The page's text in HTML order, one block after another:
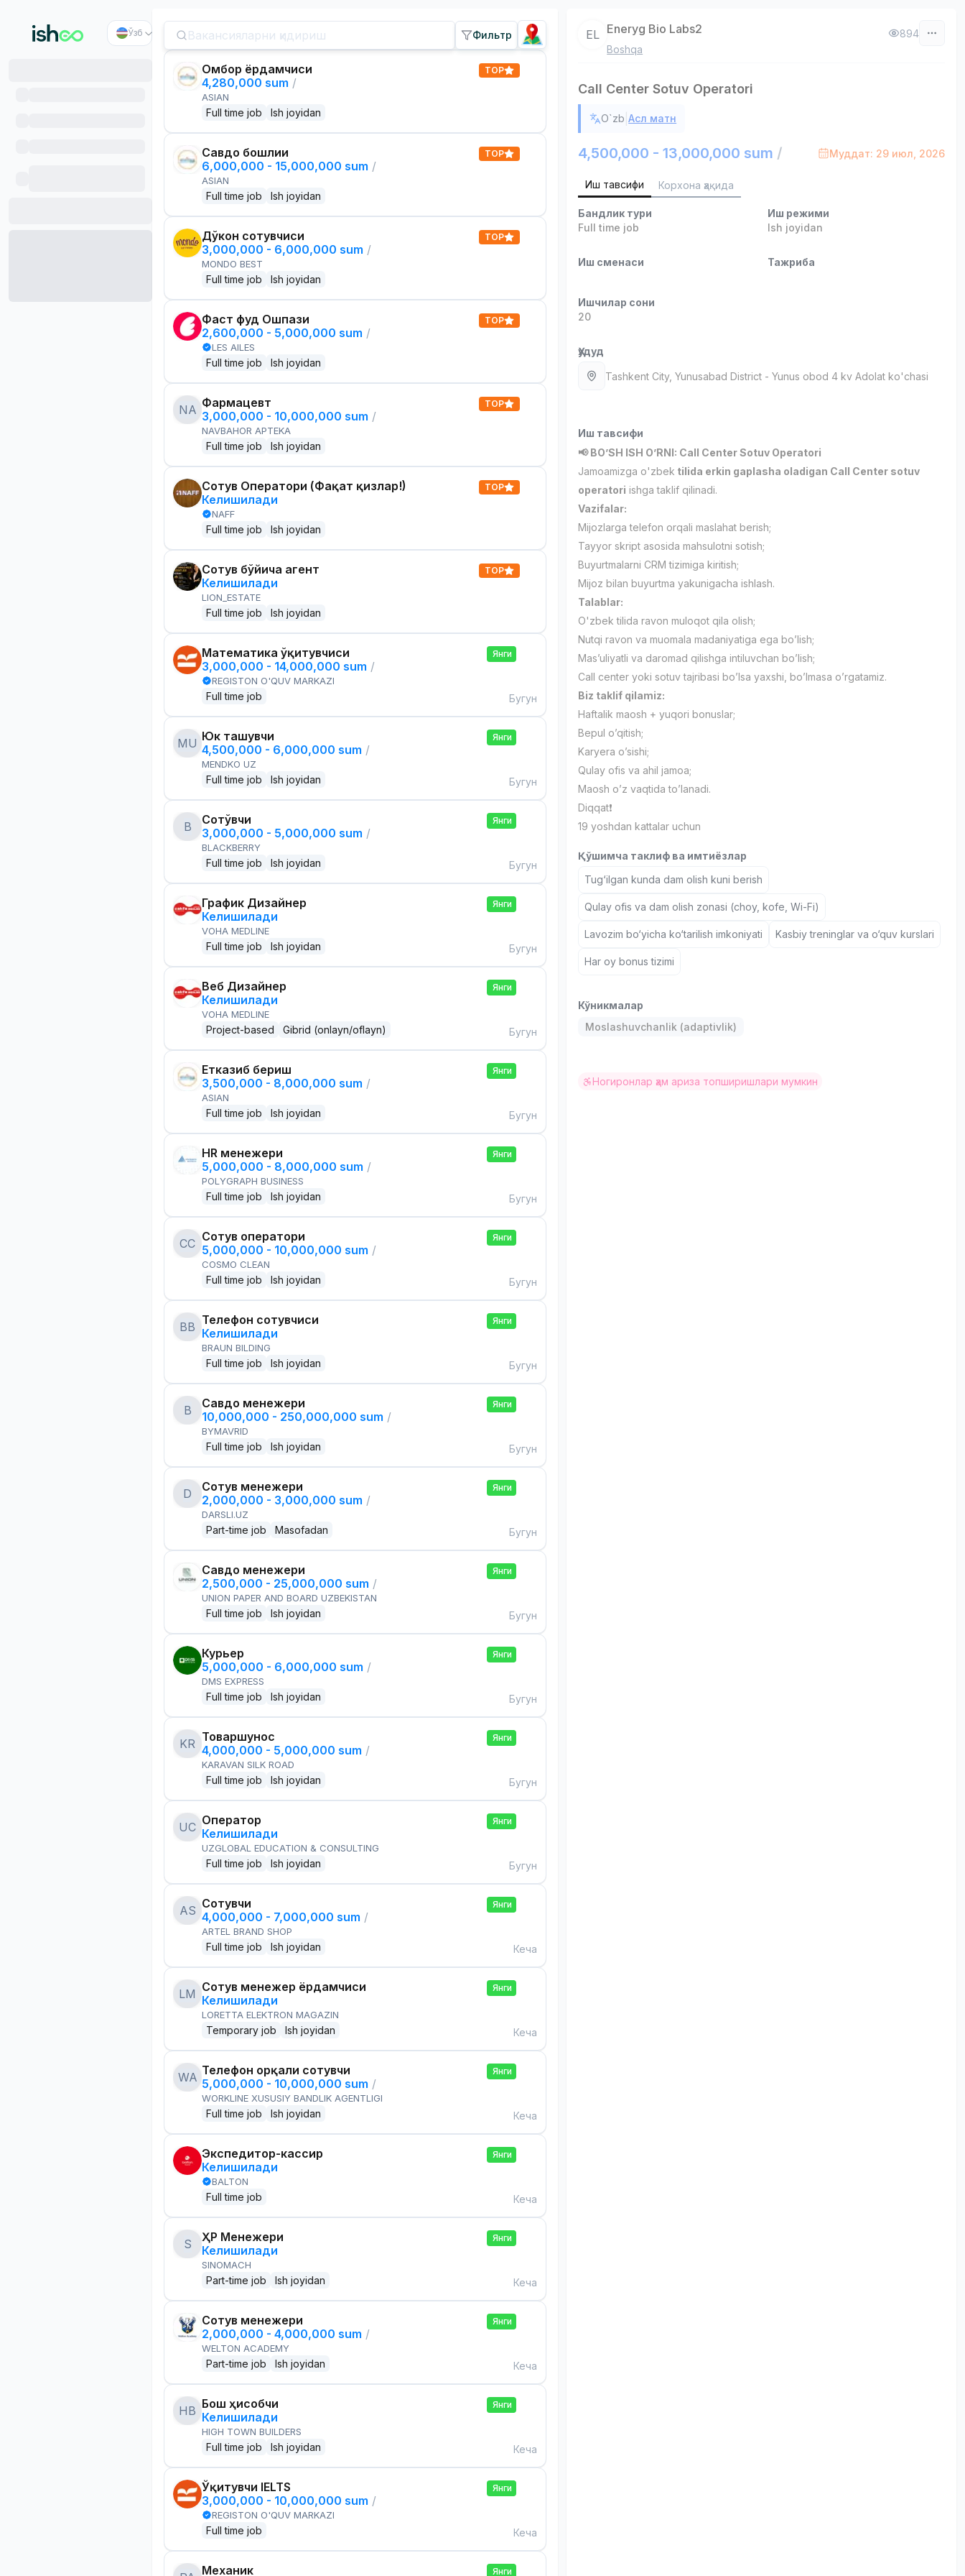
Ўзб Фильтр
Омбор ёрдамчиси
4,280,000 sum /
ASIAN
Full time job Ish joyidan
TOP
Савдо бошлиғи
6,000,000 - 15,000,000 sum /
ASIAN
Full time job Ish joyidan
TOP
Дўкон сотувчиси
3,000,000 - 6,000,000 sum /
MONDO BEST
Full time job Ish joyidan
TOP
Фаст фуд Ошпази
2,600,000 - 5,000,000 sum /
LES AILES
Full time job Ish joyidan
TOP
NA Фармацевт
3,000,000 - 10,000,000 sum /
NAVBAHOR APTEKA
Full time job Ish joyidan
TOP
Сотув Оператори (Фақат қизлар!)
Келишилади
NAFF
Full time job Ish joyidan
TOP
Сотув бўйича агент
Келишилади
LION_ESTATE
Full time job Ish joyidan
TOP
Математика ўқитувчиси
3,000,000 - 14,000,000 sum /
REGISTON O'QUV MARKAZI
Full time job
Янги
Бугун
MU Юк ташувчи
4,500,000 - 6,000,000 sum /
MENDKO UZ
Full time job Ish joyidan
Янги
Бугун
B
Сотўвчи
3,000,000 - 5,000,000 sum /
BLACKBERRY
Full time job Ish joyidan
Янги
Бугун
График Дизайнер
Келишилади
VOHA MEDLINE
Full time job Ish joyidan
Янги
Бугун
Веб Дизайнер
Келишилади
VOHA MEDLINE
Project-based Gibrid (onlayn/oflayn)
Янги
Бугун
Етказиб бериш
3,500,000 - 8,000,000 sum /
ASIAN
Full time job Ish joyidan
Янги
Бугун
HR менежери
5,000,000 - 8,000,000 sum /
POLYGRAPH BUSINESS
Full time job Ish joyidan
Янги
Бугун
CC Сотув оператори
5,000,000 - 10,000,000 sum /
COSMO CLEAN
Full time job Ish joyidan
Янги
Бугун
BB Телефон сотувчиси
Келишилади
BRAUN BILDING
Full time job Ish joyidan
Янги
Бугун
B
Савдо менежери
10,000,000 - 250,000,000 sum /
BYMAVRID
Full time job Ish joyidan
Янги
Бугун
D
Сотув менежери
2,000,000 - 3,000,000 sum /
DARSLI.UZ
Part-time job Masofadan
Янги
Бугун
Савдо менежери
2,500,000 - 25,000,000 sum /
UNION PAPER AND BOARD UZBEKISTAN
Full time job Ish joyidan
Янги
Бугун
Курьер
5,000,000 - 6,000,000 sum /
DMS EXPRESS
Full time job Ish joyidan
Янги
Бугун
KR Товаршунос
4,000,000 - 5,000,000 sum /
KARAVAN SILK ROAD
Full time job Ish joyidan
Янги
Бугун
UC Оператор
Келишилади
UZGLOBAL EDUCATION & CONSULTING
Full time job Ish joyidan
Янги
Бугун
AS Сотувчи
4,000,000 - 7,000,000 sum /
ARTEL BRAND SHOP
Full time job Ish joyidan
Янги
Кеча
LM Сотув менежер ёрдамчиси
Келишилади
LORETTA ELEKTRON MAGAZIN
Temporary job Ish joyidan
Янги
Кеча
WA Телефон орқали сотувчи
5,000,000 - 10,000,000 sum /
WORKLINE XUSUSIY BANDLIK AGENTLIGI
Full time job Ish joyidan
Янги
Кеча
Экспедитор-кассир
Келишилади
BALTON
Full time job
Янги
Кеча
S
ҲР Менежери
Келишилади
SINOMACH
Part-time job Ish joyidan
Янги
Кеча
Сотув менежери
2,000,000 - 4,000,000 sum /
WELTON ACADEMY
Part-time job Ish joyidan
Янги
Кеча
HB Бош ҳисобчи
Келишилади
HIGH TOWN BUILDERS
Full time job Ish joyidan
Янги
Кеча
Ўқитувчи IELTS
3,000,000 - 10,000,000 sum /
REGISTON O'QUV MARKAZI
Full time job
Янги
Кеча
Механик Янги
EL Eneryg Bio Labs2
Boshqa
894
Call Center Sotuv Operatori
O`zb |Асл матн
4,500,000 - 13,000,000 sum / Муддат: 29 июл, 2026
Иш тавсифи Корхона ҳақида
Бандлик тури
Full time job
Иш режими
Ish joyidan
Иш сменаси Тажриба
Ишчилар сони
20
Ҳудуд
Tashkent City, Yunusabad District - Yunus obod 4 kv Adolat ko'chasi
Иш тавсифи
📢 BO’SH ISH O’RNI: Call Center Sotuv Operatori
Jamoamizga o'zbek tilida erkin gaplasha oladigan Call Center sotuv
operatori ishga taklif qilinadi.
Vazifalar:
Mijozlarga telefon orqali maslahat berish;
Tayyor skript asosida mahsulotni sotish;
Buyurtmalarni CRM tizimiga kiritish;
Mijoz bilan buyurtma yakunigacha ishlash.
Talablar:
O'zbek tilida ravon muloqot qila olish;
Nutqi ravon va muomala madaniyatiga ega bo’lish;
Mas’uliyatli va daromad qilishga intiluvchan bo’lish;
Call center yoki sotuv tajribasi bo’lsa yaxshi, bo’lmasa o’rgatamiz.
Biz taklif qilamiz:
Haftalik maosh + yuqori bonuslar;
Bepul o’qitish;
Karyera o’sishi;
Qulay ofis va ahil jamoa;
Maosh o’z vaqtida to’lanadi.
Diqqat❗️
19 yoshdan kattalar uchun
Қўшимча таклиф ва имтиёзлар
Tug‘ilgan kunda dam olish kuni berish
Qulay ofis va dam olish zonasi (choy, kofe, Wi-Fi)
Lavozim bo‘yicha ko‘tarilish imkoniyati Kasbiy treninglar va o‘quv kurslari
Har oy bonus tizimi
Кўникмалар
Moslashuvchanlik (adaptivlik)
Ногиронлар ҳам ариза топширишлари мумкин